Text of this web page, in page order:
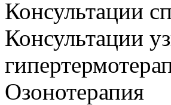
Консультации
Консультации
Озонотерапия